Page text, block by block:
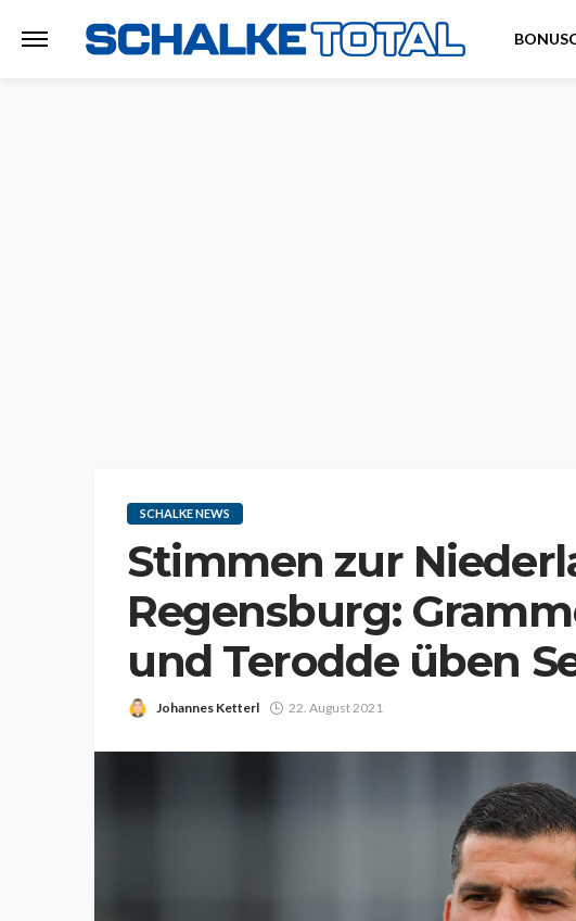
SCHALKE NEWS
Stimmen zur
Regensburg:
und Terodde üben
Johannes Ketterl 22. August 2021